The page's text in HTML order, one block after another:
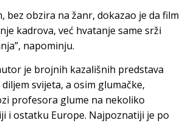
bez obzira na žanr, dokazao je da film
kadrova, već hvatanje same srži
napominju.
je brojnih kazališnih predstava
svijeta, a osim glumačke,
profesora glume na nekoliko
i ostatku Europe. Najpoznatiji je po